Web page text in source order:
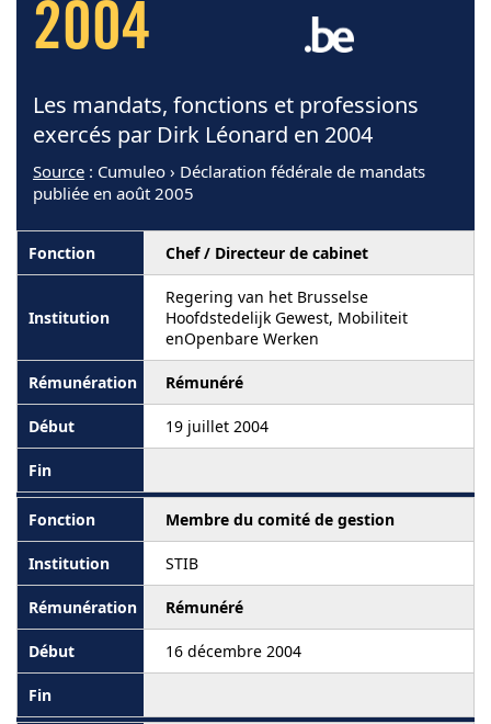
2004
Les mandats, fonctions et professions
exercés par Dirk Léonard en 2004
Source : Cumuleo › Déclaration fédérale de mandats
publiée en août 2005
Chef / Directeur de cabinet
Regering van het Brusselse
Hoofdstedelijk Gewest, Mobiliteit
enOpenbare Werken
Rémunéré
19 juillet 2004
Membre du comité de gestion
STIB
Rémunéré
16 décembre 2004